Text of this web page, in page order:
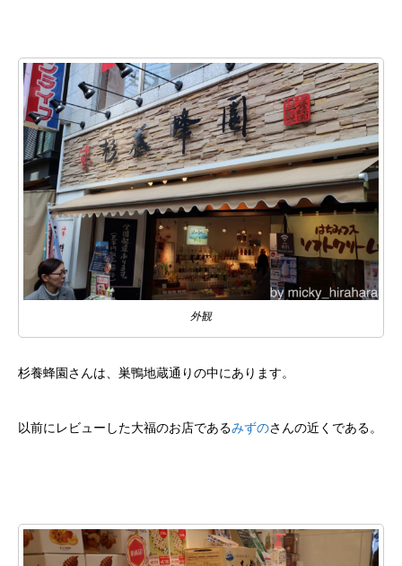
外観
杉養蜂園さんは、巣鴨地蔵通りの中にあります。
以前にレビューした大福のお店であるみずのさんの近くである。